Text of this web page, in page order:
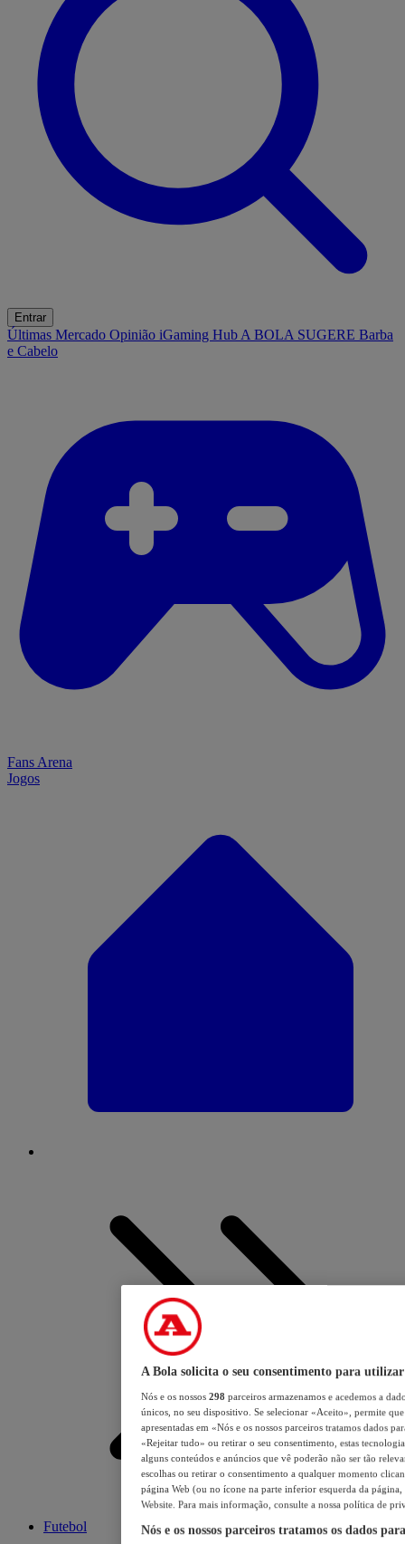
Entrar
Últimas Mercado Opinião iGaming Hub A BOLA SUGERE Barba
e Cabelo
Fans Arena
Jogos
Futebol
A Bola solicita o seu consentimento para utilizar
Nós e os nossos 298 parceiros armazenamos e acedemos a
únicos, no seu dispositivo. Se selecionar «Aceito», permite
apresentadas em «Nós e os nossos parceiros tratamos dados
«Rejeitar tudo» ou retirar o seu consentimento, estas
alguns conteúdos e anúncios que vê poderão não ser tão
escolhas ou retirar o consentimento a qualquer momento
página Web (ou no ícone na parte inferior esquerda da página,
Website. Para mais informação, consulte a nossa política de
Nós e os nossos parceiros tratamos os dados